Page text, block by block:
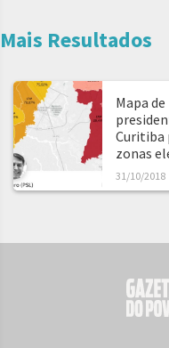
Mais Resultados
Mapa de
Curitiba
zonas
31/10/2018